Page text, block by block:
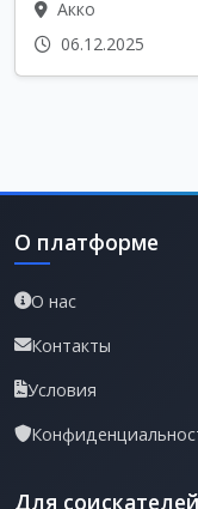
Акко
06.12.2025
О платформе
О нас
Контакты
Условия
Для соискателей